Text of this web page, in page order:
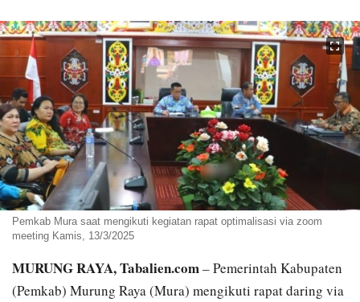
Pemkab Mura saat mengikuti kegiatan rapat optimalisasi via zoom
meeting Kamis, 13/3/2025
MURUNG RAYA, Tabalien.com– Pemerintah Kabupaten
(Pemkab) Murung Raya (Mura) mengikuti rapat daring via